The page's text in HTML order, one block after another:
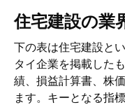
住宅建設の
下の表は住宅建設と
タイ企業を掲載した
績、損益計算書、株
ます。キーとなる指